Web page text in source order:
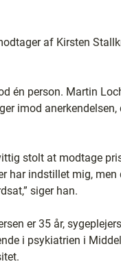
af Kirsten
én person. Martin
imod anerkendelsen,
stolt at modtage
har indstillet mig,
siger han.
er 35 år,
i psykiatrien i